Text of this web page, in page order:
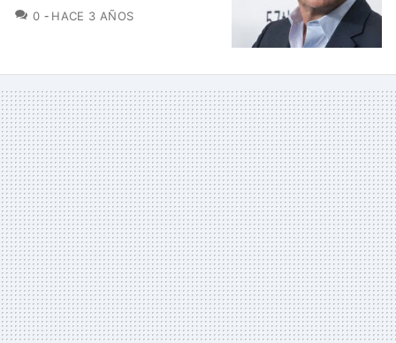
0 COMENTARIOS
HACE 3 AÑOS